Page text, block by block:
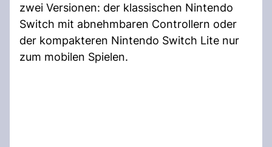
zwei Versionen: der klassischen Nintendo
Switch mit abnehmbaren Controllern oder
der kompakteren Nintendo Switch Lite nur
zum mobilen Spielen.